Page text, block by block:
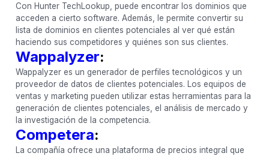
Con Hunter TechLookup, puede encontrar los dominios que
acceden a cierto software. Además, le permite convertir su
lista de dominios en clientes potenciales al ver qué están
haciendo sus competidores y quiénes son sus clientes.
Wappalyzer:
Wappalyzer es un generador de perfiles tecnológicos y un
proveedor de datos de clientes potenciales. Los equipos de
ventas y marketing pueden utilizar estas herramientas para la
generación de clientes potenciales, el análisis de mercado y
la investigación de la competencia.
Competera:
La compañía ofrece una plataforma de precios integral que